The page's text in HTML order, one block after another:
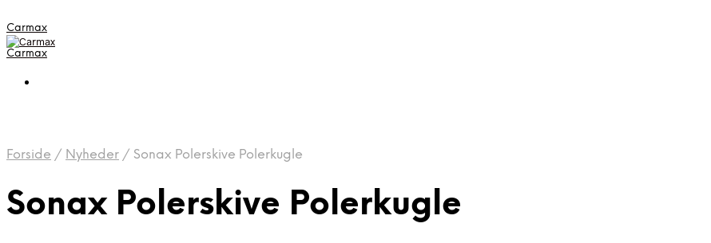
Carmax
Carmax
Forside / Nyheder / Sonax Polerskive Polerkugle
Sonax Polerskive Polerkugle